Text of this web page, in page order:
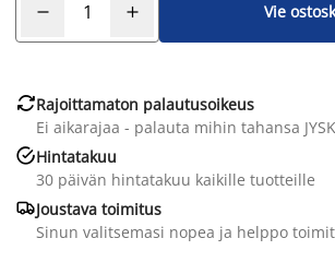
Vie
Rajoittamaton palautusoikeus
Ei aikarajaa - palauta mihin tahansa
Hintatakuu
30 päivän hintatakuu kaikille tuotteille
Joustava toimitus
Sinun valitsemasi nopea ja helppo